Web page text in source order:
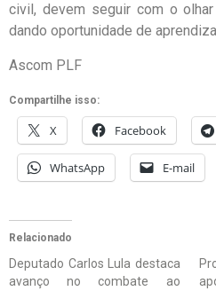
civil, devem seguir com o
dando oportunidade de
Ascom PLF
Compartilhe isso:
X Facebook
WhatsApp E-mail
Relacionado
Deputado Carlos Lula destaca
avanço no combate ao